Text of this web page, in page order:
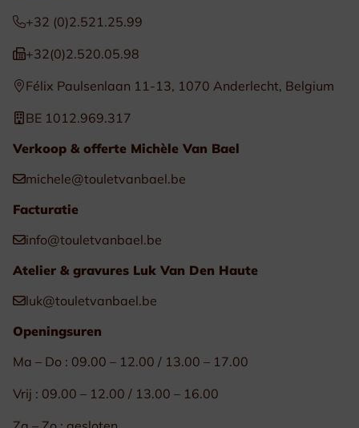
+32 (0)2.521.25.99
+32(0)2.520.05.98
Félix Paulsenlaan 11-13, 1070 Anderlecht, Belgium
BE 1012.969.317
Verkoop & offerte Michèle Van Bael
michele@touletvanbael.be
Facturatie
info@touletvanbael.be
Atelier & gravures Luk Van Den Haute
luk@touletvanbael.be
Openingsuren
Ma – Do : 09.00 – 12.00 / 13.00 – 17.00
Vrij : 09.00 – 12.00 / 13.00 – 16.00